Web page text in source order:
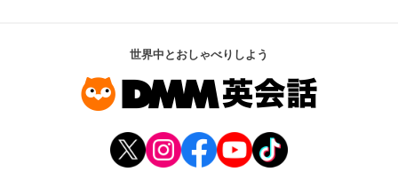
世界中とおしゃべりしよう